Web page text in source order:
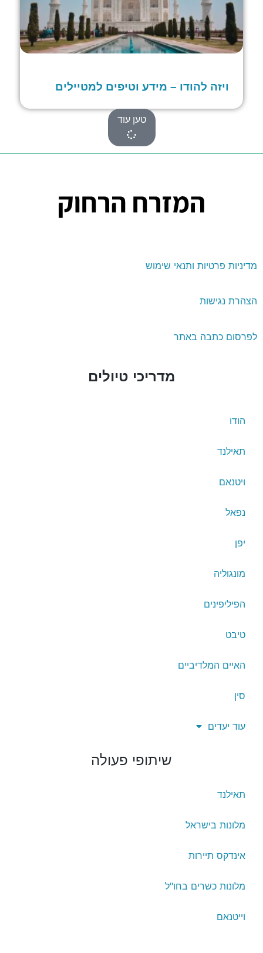
ויזה להודו – מידע וטיפים למטיילים
טען עוד
פרטיות ותנאי שימוש
נגישות
כתבה באתר
מדריכי טיולים
הודו
תאילנד
ויטנאם
נפאל
יפן
מונגוליה
הפיליפינים
טיבט
האיים המלדיביים
סין
עוד יעדים
שיתופי פעולה
תאילנד
מלונות בישראל
אינדקס תיירות
מלונות כשרים בחו"ל
וייטנאם